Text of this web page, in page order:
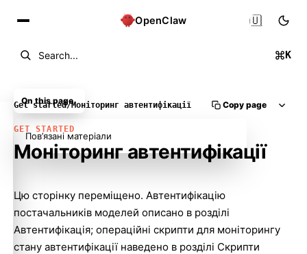
OpenClaw
Search... K
🇺🇦
Get started/Моніторинг автентифікації Copy page
GET STARTED
Моніторинг автентифікації
Цю сторінку переміщено. Автентифікацію
постачальників моделей описано в розділі
Автентифікація; операційні скрипти для моніторингу
стану автентифікації наведено в розділі Скрипти
On this page
Пов’язані матеріали
Molty